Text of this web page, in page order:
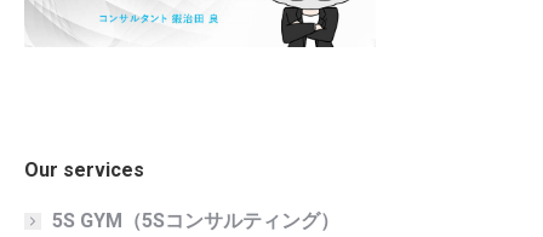
Our services
5S GYM（5Sコンサルティング）